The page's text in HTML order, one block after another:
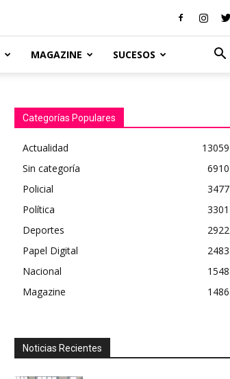
MAGAZINE SUCESOS
Categorías Populares
Actualidad
13059
Sin categoría
6910
Policial
3477
Política
3301
Deportes
2922
Papel Digital
2483
Nacional
1548
Magazine
1486
Noticias Recientes